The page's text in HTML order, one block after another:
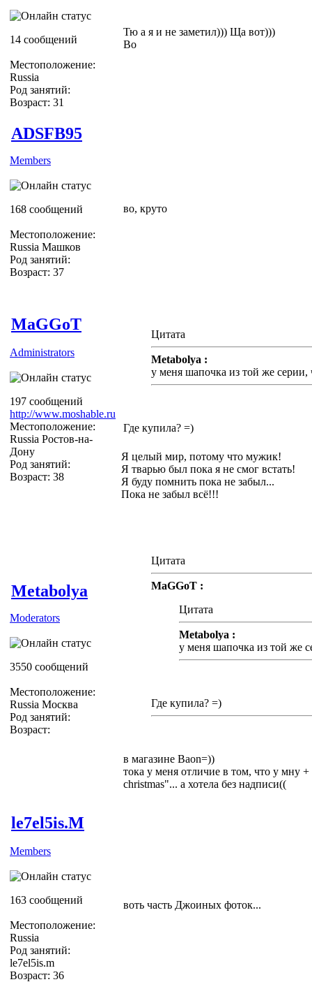
14 сообщений
Местоположение:
Russia
Род занятий:
Возраст: 31
Тю а я и не заметил))) Ща вот)))
Во
ADSFB95
Members
168 сообщений
Местоположение:
Russia Машков
Род занятий:
Возраст: 37
во, круто
MaGGoT
Administrators
197 сообщений
http://www.moshable.ru
Местоположение:
Russia Ростов-на-
Дону
Род занятий:
Возраст: 38
Цитата
Metabolya :
у меня шапочка из той же
Где купила? =)
Я целый мир, потому что мужик!
Я тварью был пока я не смог встать!
Я буду помнить пока не забыл...
Пока не забыл всё!!!
Metabolya
Moderators
3550 сообщений
Местоположение:
Russia Москва
Род занятий:
Возраст:
Цитата
MaGGoT :
Цитата
Metabolya :
у меня шапочка из той же
Где купила? =)
в магазине Baon=))
тока у меня отличие в том, что у мну
christmas"... а хотела без надписи((
le7el5is.M
Members
163 сообщений
Местоположение:
Russia
Род занятий:
le7el5is.m
Возраст: 36
воть часть Джоиных фоток...